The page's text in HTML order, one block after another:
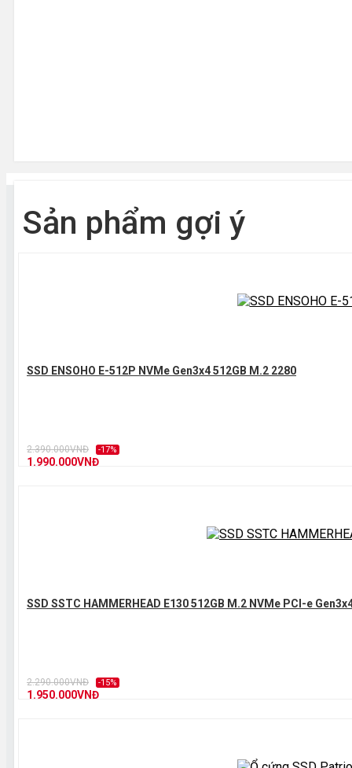
Sản phẩm gợi ý
SSD ENSOHO E-512P NVMe Gen3x4 512GB M.2 2280
2.390.000VNĐ -17%
1.990.000VNĐ
SSD SSTC HAMMERHEAD E130 512GB M.2 NVMe PCI-e
2.290.000VNĐ -15%
1.950.000VNĐ